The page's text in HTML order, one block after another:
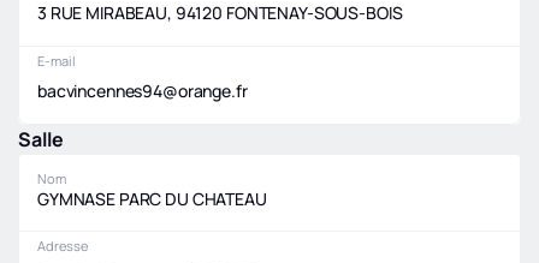
3 RUE MIRABEAU, 94120 FONTENAY-SOUS-BOIS
E-mail
bacvincennes94@orange.fr
Salle
Nom
GYMNASE PARC DU CHATEAU
Adresse